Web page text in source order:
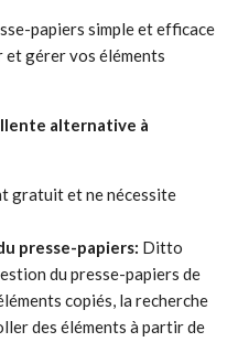
papiers simple et efficace
gérer vos éléments
alternative à
gratuit et ne nécessite
presse-papiers: Ditto
du presse-papiers de
copiés, la recherche
des éléments à partir de